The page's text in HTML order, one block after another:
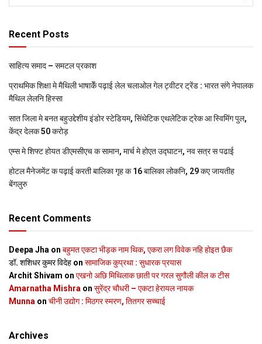
Recent Posts
साहित्य समाद – समटल प्रकाश
प्राथमिक शि‍क्षा मे मैथि‍ली भाषाकेँ पढ़ाई लेल चलाओल गेल ट्वीटर ट्रेंड : भारत संगे नेपालक
मैथिल लेलनि हिस्सा
सात जिला मे बनत बहुउद्देशीय इंडोर स्‍टेडि‍यम, सिंथेटिक एथलेटिक ट्रेक आ स्विमिंग पुल,
केंद्र देलक 50 करोड़
एम्स मे शिफ्ट होयत डीएमसीएच क सामान, मार्च मे होएत उद्घाटन, नव सत्र स पढाई
होटल मैनेजमेंट क पढ़ाई करती बालिका गृह क 16 बालिका लोकनि, 29 कए जायतीह
बेंगलुरु
Recent Comments
Deepa Jha on बहुमत एकटा भीड़क नाम थिक, एकरा लग विवेक नहि होइत छैक
डॉ. शशिधर कुमर विदेह on सामाजिक कुप्रथा : सुधारक प्रयास
Archit Shivam on एखनो अछि मिथिलाक छाती पर गरल सुगौली कील क टीस
Amarnatha Mishra on सुरेंद्र चौधरी – एकटा हेरायल नायक
Munna on चीनी उद्योग : मिठगर स्‍मरण, तितगर सच्‍चाई
Archives